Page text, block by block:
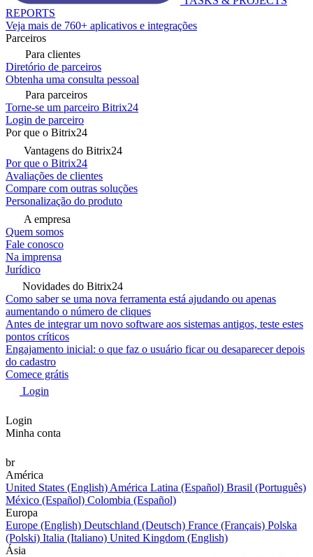
REPORTS
Veja mais de 760+ aplicativos e integrações
Parceiros
Para clientes
Diretório de parceiros
Obtenha uma consulta pessoal
Para parceiros
Torne-se um parceiro Bitrix24
Login de parceiro
Por que o Bitrix24
Vantagens do Bitrix24
Por que o Bitrix24
Avaliações de clientes
Compare com outras soluções
Personalização do produto
A empresa
Quem somos
Fale conosco
Na imprensa
Jurídico
Novidades do Bitrix24
Como saber se uma nova ferramenta está ajudando ou apenas
aumentando o número de cliques
Antes de integrar um novo software aos sistemas antigos, teste estes
pontos críticos
Engajamento inicial: o que faz o usuário ficar ou desaparecer depois
do cadastro
Comece grátis
Login
Login
Minha conta
br
América
United States (English) América Latina (Español) Brasil (Português)
México (Español) Colombia (Español)
Europa
Europe (English) Deutschland (Deutsch) France (Français) Polska
(Polski) Italia (Italiano) United Kingdom (English)
Ásia